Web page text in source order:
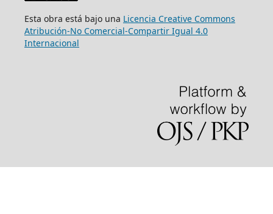
Esta obra está bajo una Licencia Creative Commons
Atribución-No Comercial-Compartir Igual 4.0
Internacional